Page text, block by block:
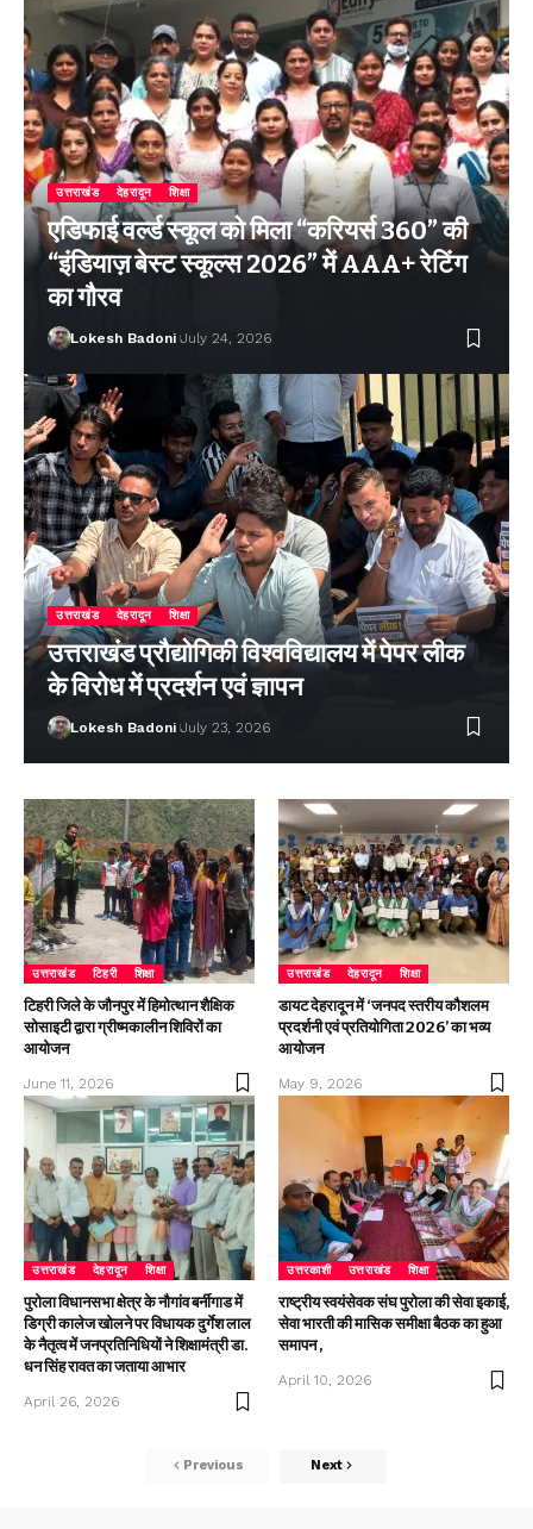
उत्तराखंड देहरादून शिक्षा
एडिफाई वर्ल्ड स्कूल को मिला “करियर्स 360” की
“इंडियाज़ बेस्ट स्कूल्स 2026” में AAA+ रेटिंग
का गौरव
Lokesh Badoni July 24, 2026
उत्तराखंड देहरादून शिक्षा
उत्तराखंड प्रौद्योगिकी विश्वविद्यालय में पेपर लीक
के विरोध में प्रदर्शन एवं ज्ञापन
Lokesh Badoni July 23, 2026
उत्तराखंड टिहरी शिक्षा
टिहरी जिले के जौनपुर में हिमोत्थान शैक्षिक
सोसाइटी द्वारा ग्रीष्मकालीन शिविरों का
आयोजन
June 11, 2026
उत्तराखंड देहरादून शिक्षा
डायट देहरादून में ‘जनपद स्तरीय कौशलम
प्रदर्शनी एवं प्रतियोगिता 2026’ का भव्य
आयोजन
May 9, 2026
उत्तराखंड देहरादून शिक्षा
पुरोला विधानसभा क्षेत्र के नौगांव बर्नीगाड में
डिग्री कालेज खोलने पर विधायक दुर्गेश लाल
के नैतृत्व में जनप्रतिनिधियों ने शिक्षामंत्री डा.
धन सिंह रावत का जताया आभार
April 26, 2026
उत्तरकाशी उत्तराखंड शिक्षा
राष्ट्रीय स्वयंसेवक संघ पुरोला की सेवा इकाई,
सेवा भारती की मासिक समीक्षा बैठक का हुआ
समापन ,
April 10, 2026
Previous Next